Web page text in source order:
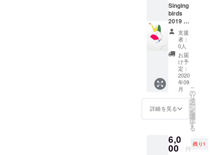
Singing
birds
2019 レ
イクス
タジオ
ベルリ
ンで制
イズ 紙
にアク
リル、
インク
支援
者：
0人
お届
け予
定：
2020
年09
月
詳細を見る
こ
の
リ
タ
ー
ン
を
選
択
す
る
6,0
00 円
残り1